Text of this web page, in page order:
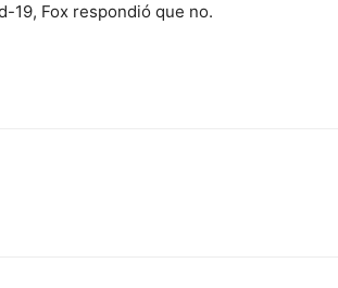
19, Fox respondió que no.